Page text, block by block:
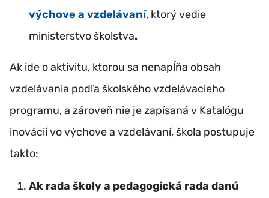
výchove a vzdelávaní, ktorý vedie
ministerstvo školstva.
Ak ide o aktivitu, ktorou sa nenapĺňa obsah
vzdelávania podľa školského vzdelávacieho
programu, a zároveň nie je zapísaná v Katalógu
inovácií vo výchove a vzdelávaní, škola postupuje
takto:
Ak rada školy a pedagogická rada danú